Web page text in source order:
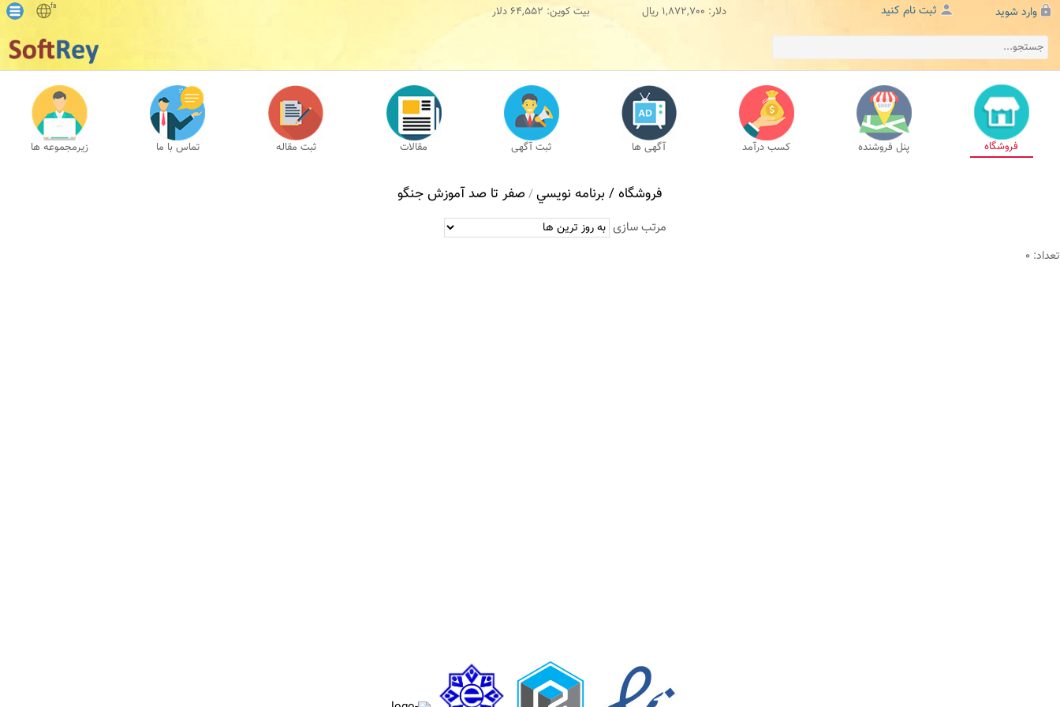
وارد شوید ثبت نام کنید fa
فروشگاه پنل فروشنده کسب درآمد آگهی ها ثبت آگهی مقالات ثبت مقاله تماس با ما زیرمجموعه ها
فروشگاه /برنامه نويسي/ صفر تا صد آموزش جنگو
مرتب سازی
تعداد: 0
دلار: 1,872,700 ریال بیت کوین: 64,552 دلار